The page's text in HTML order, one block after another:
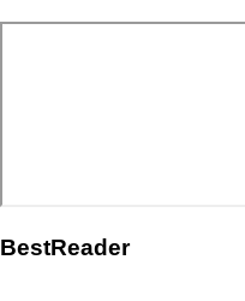
BestReader